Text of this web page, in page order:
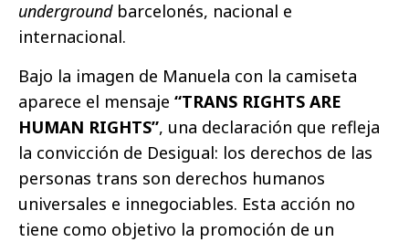
undergroundbarcelonés, nacional e
internacional.
Bajo la imagen de Manuela con la camiseta
aparece el mensaje “TRANS RIGHTS ARE
HUMAN RIGHTS”, una declaración que refleja
la convicción de Desigual: los derechos de las
personas trans son derechos humanos
universales e innegociables. Esta acción no
tiene como objetivo la promoción de un